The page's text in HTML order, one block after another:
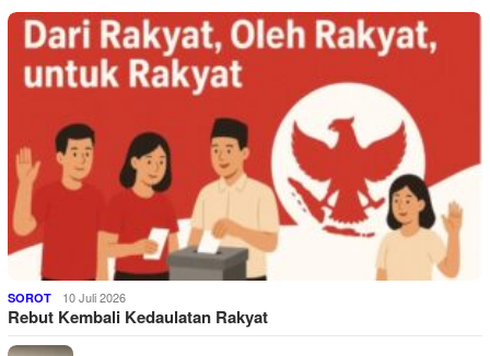
SOROT 10 Juli 2026
Rebut Kembali Kedaulatan Rakyat